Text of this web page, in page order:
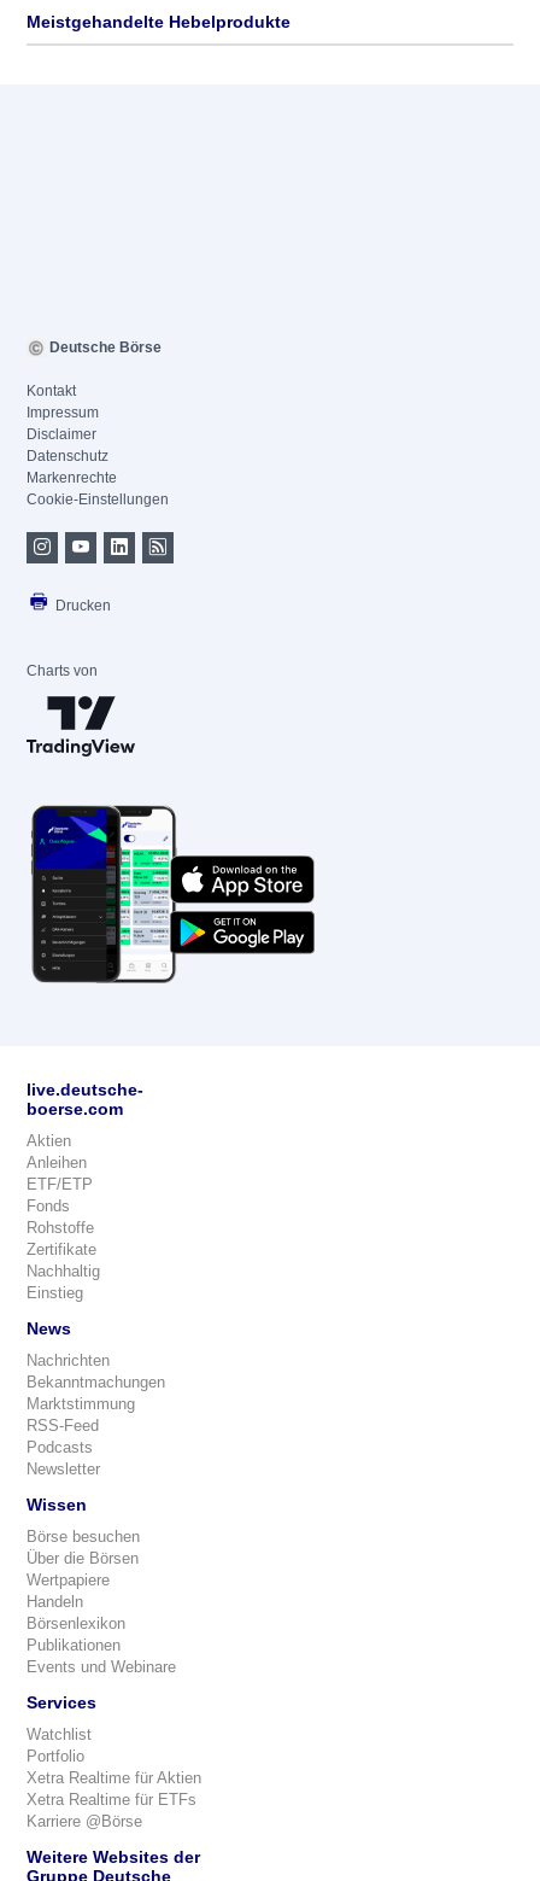
Meistgehandelte Hebelprodukte
Deutsche Börse
Kontakt
Impressum
Disclaimer
Datenschutz
Markenrechte
Cookie-Einstellungen
Drucken
Charts von
live.deutsche-
boerse.com
Aktien
Anleihen
ETF/ETP
Fonds
Rohstoffe
Zertifikate
Nachhaltig
Einstieg
News
Nachrichten
Bekanntmachungen
Marktstimmung
RSS-Feed
Podcasts
Newsletter
Wissen
Börse besuchen
Über die Börsen
Wertpapiere
Handeln
Börsenlexikon
Publikationen
Events und Webinare
Services
Watchlist
Portfolio
Xetra Realtime für Aktien
Xetra Realtime für ETFs
Karriere @Börse
Weitere Websites der
Gruppe Deutsche